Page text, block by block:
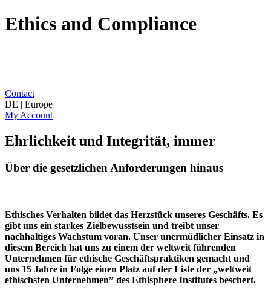
Ethics and Compliance
Contact
DE | Europe
My Account
Ehrlichkeit und Integrität, immer
Über die gesetzlichen Anforderungen hinaus
Ethisches Verhalten bildet das Herzstück unseres Geschäfts. Es
gibt uns ein starkes Zielbewusstsein und treibt unser
nachhaltiges Wachstum voran. Unser unermüdlicher Einsatz in
diesem Bereich hat uns zu einem der weltweit führenden
Unternehmen für ethische Geschäftspraktiken gemacht und
uns 15 Jahre in Folge einen Platz auf der Liste der „weltweit
ethischsten Unternehmen” des Ethisphere Institutes beschert.